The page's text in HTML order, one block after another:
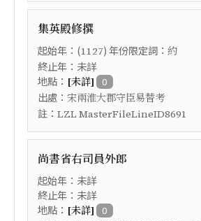
集英殿修撰
起始年：(1127) 年份限定詞： 約
終止年：未詳
地點： [未詳] 0
出處： 宋兩淮大郡守臣易替考
註： LZL MasterFileLineID8691
尚書省右司員外郎
起始年：未詳
終止年：未詳
地點： [未詳] 0